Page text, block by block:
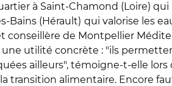
à Saint-Chamond (Loire)
Bains (Hérault) qui valorise les
conseillère de Montpellier
une utilité concrète : "ils
ailleurs", témoigne-t-elle lors
transition alimentaire. Encore